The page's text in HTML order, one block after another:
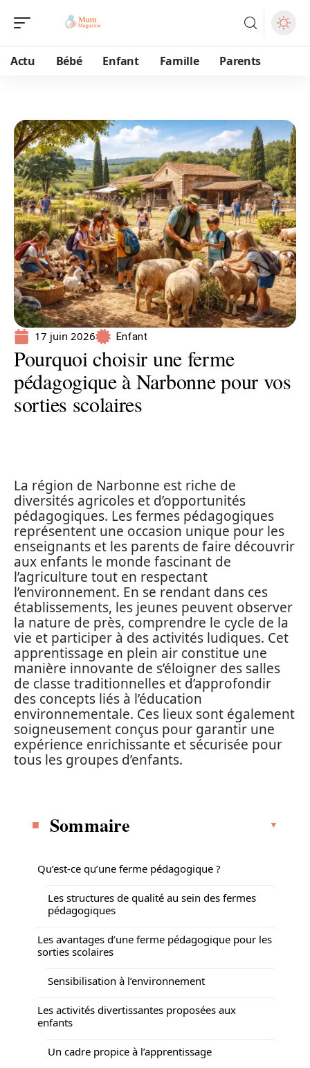
Actu Bébé Enfant Famille Parents
17 juin 2026 Enfant
Pourquoi choisir une ferme
pédagogique à Narbonne pour vos
sorties scolaires
La région de Narbonne est riche de
diversités agricoles et d’opportunités
pédagogiques. Les fermes pédagogiques
représentent une occasion unique pour les
enseignants et les parents de faire découvrir
aux enfants le monde fascinant de
l’agriculture tout en respectant
l’environnement. En se rendant dans ces
établissements, les jeunes peuvent observer
la nature de près, comprendre le cycle de la
vie et participer à des activités ludiques. Cet
apprentissage en plein air constitue une
manière innovante de s’éloigner des salles
de classe traditionnelles et d’approfondir
des concepts liés à l’éducation
environnementale. Ces lieux sont également
soigneusement conçus pour garantir une
expérience enrichissante et sécurisée pour
tous les groupes d’enfants.
Sommaire
Qu’est-ce qu’une ferme pédagogique ?
Les structures de qualité au sein des fermes
pédagogiques
Les avantages d’une ferme pédagogique pour les
sorties scolaires
Sensibilisation à l’environnement
Les activités divertissantes proposées aux
enfants
Un cadre propice à l’apprentissage